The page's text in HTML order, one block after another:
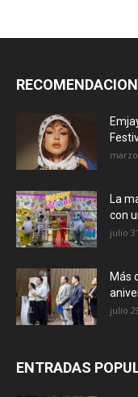
La
con
julio
Más
julio
ENTRADAS